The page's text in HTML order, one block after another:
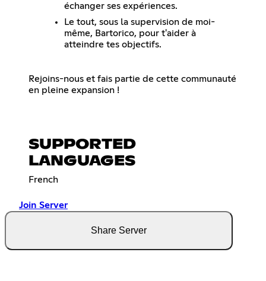
échanger ses expériences.
Le tout, sous la supervision de moi-
même, Bartorico, pour t'aider à
atteindre tes objectifs.
Rejoins-nous et fais partie de cette communauté
en pleine expansion !
SUPPORTED
LANGUAGES
French
Join Server
Share Server